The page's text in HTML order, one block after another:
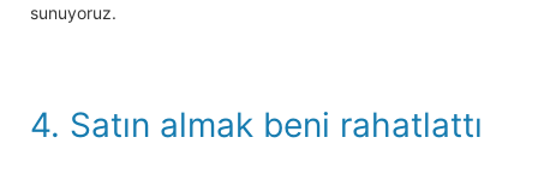
sunuyoruz.
4. Satın almak beni rahatlattı